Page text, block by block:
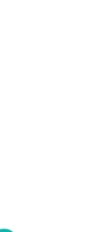
同源的“燕窝